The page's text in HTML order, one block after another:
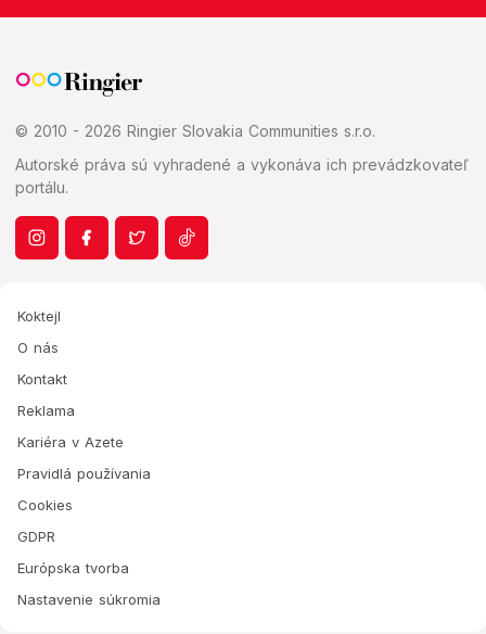
© 2010 - 2026 Ringier Slovakia Communities s.r.o.
Autorské práva sú vyhradené a vykonáva ich prevádzkovateľ
portálu.
Koktejl
O nás
Kontakt
Reklama
Kariéra v Azete
Pravidlá používania
Cookies
GDPR
Európska tvorba
Nastavenie súkromia